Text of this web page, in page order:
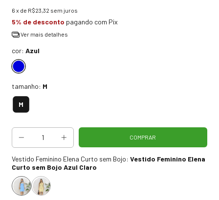
6 x de R$23,32 sem juros
5% de desconto pagando com Pix
Ver mais detalhes
cor: Azul
tamanho: M
M
Vestido Feminino Elena Curto sem Bojo: Vestido Feminino Elena
Curto sem Bojo Azul Claro